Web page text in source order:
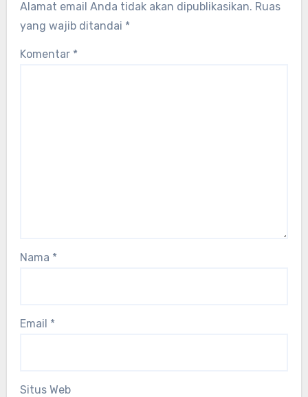
Alamat email Anda tidak akan dipublikasikan. Ruas
yang wajib ditandai *
Komentar *
Nama *
Email *
Situs Web